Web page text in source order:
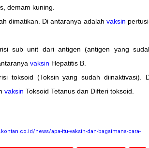
demam kuning.
dimatikan. Di antaranya adalah vaksin
sub unit dari antigen (antigen yang
vaksin Hepatitis B.
toksoid (Toksin yang sudah diinaktivasi).
vaksin Toksoid Tetanus dan Difteri toksoid.
news/apa-itu-vaksin-dan-bagaimana-cara-